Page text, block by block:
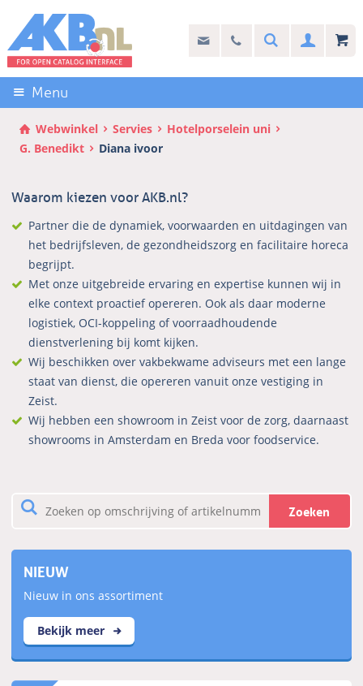
links
over
Direct
naar
de
inhoud
Direct
hoofdmenu
info@akb.nl
Stel uw vraag
030 69 50 814Search
Menu
Webwinkel Servies
Hotelporselein uni
G. Benedikt
Diana ivoor
Waarom kiezen voor AKB.nl?
Partner die de dynamiek, voorwaarden en uitdagingen van
het bedrijfsleven, de gezondheidszorg en facilitaire horeca
begrijpt.
Met onze uitgebreide ervaring en expertise kunnen wij in
elke context proactief opereren. Ook als daar moderne
logistiek, OCI-koppeling of voorraadhoudende
dienstverlening bij komt kijken.
Wij beschikken over vakbekwame adviseurs met een lange
staat van dienst, die opereren vanuit onze vestiging in
Zeist.
Wij hebben een showroom in Zeist voor de zorg, daarnaast
showrooms in Amsterdam en Breda voor foodservice.
Zoeken
NIEUW
Nieuw in ons assortiment
Bekijk meer